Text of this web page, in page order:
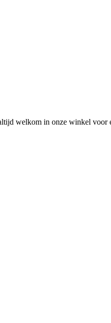
welkom in onze winkel